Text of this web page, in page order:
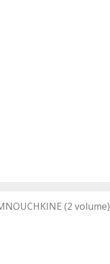
(2 volume)